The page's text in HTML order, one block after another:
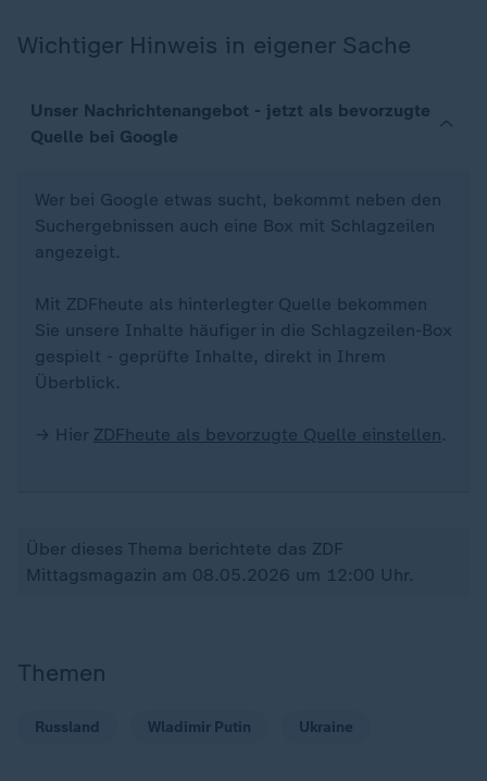
Wichtiger Hinweis in eigener Sache
Unser Nachrichtenangebot - jetzt als bevorzugte
Quelle bei Google
Wer bei Google etwas sucht, bekommt neben den
Suchergebnissen auch eine Box mit Schlagzeilen
angezeigt.
Mit ZDFheute als hinterlegter Quelle bekommen
Sie unsere Inhalte häufiger in die Schlagzeilen-Box
gespielt - geprüfte Inhalte, direkt in Ihrem
Überblick.
→ Hier ZDFheute als bevorzugte Quelle einstellen.
Über dieses Thema berichtete das ZDF
Mittagsmagazin am 08.05.2026 um 12:00 Uhr.
Themen
Russland Wladimir Putin Ukraine